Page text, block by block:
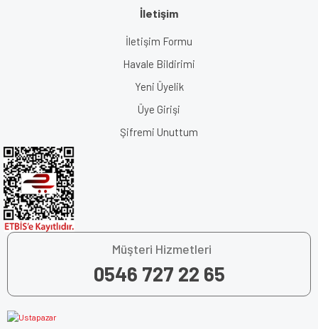
İletişim
İletişim Formu
Havale Bildirimi
Yeni Üyelik
Üye Girişi
Şifremi Unuttum
Müşteri Hizmetleri
0546 727 22 65